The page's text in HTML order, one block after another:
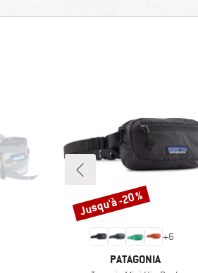
+6
MARQUE
PATAGONIA
Remise
Jusqu'à -20 %